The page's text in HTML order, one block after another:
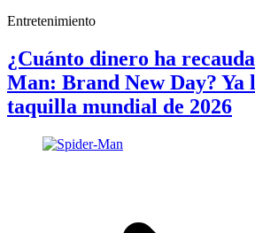
Entretenimiento
¿Cuánto dinero ha
Man: Brand New Day? Ya
taquilla mundial de 2026